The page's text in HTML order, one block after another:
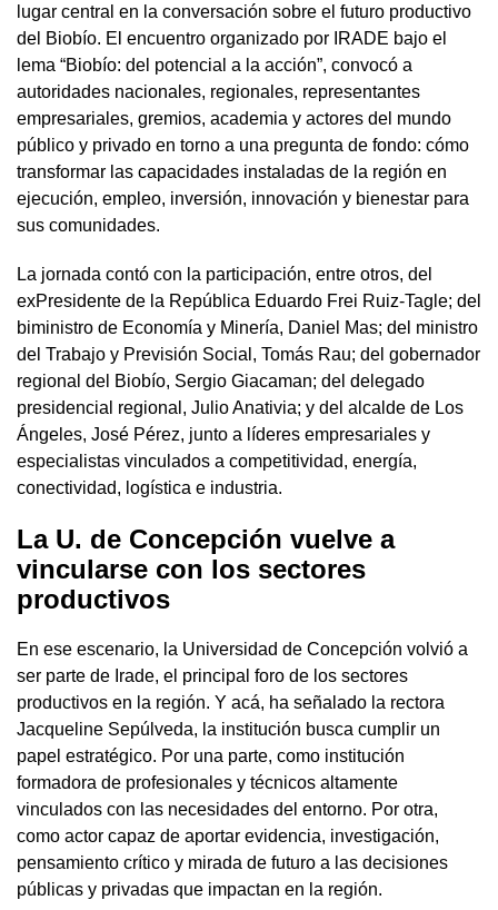
lugar central en la conversación sobre el futuro productivo
del Biobío. El encuentro organizado por IRADE bajo el
lema “Biobío: del potencial a la acción”, convocó a
autoridades nacionales, regionales, representantes
empresariales, gremios, academia y actores del mundo
público y privado en torno a una pregunta de fondo: cómo
transformar las capacidades instaladas de la región en
ejecución, empleo, inversión, innovación y bienestar para
sus comunidades.
La jornada contó con la participación, entre otros, del
exPresidente de la República Eduardo Frei Ruiz-Tagle; del
biministro de Economía y Minería, Daniel Mas; del ministro
del Trabajo y Previsión Social, Tomás Rau; del gobernador
regional del Biobío, Sergio Giacaman; del delegado
presidencial regional, Julio Anativia; y del alcalde de Los
Ángeles, José Pérez, junto a líderes empresariales y
especialistas vinculados a competitividad, energía,
conectividad, logística e industria.
La U. de Concepción vuelve a
vincularse con los sectores
productivos
En ese escenario, la Universidad de Concepción volvió a
ser parte de Irade, el principal foro de los sectores
productivos en la región. Y acá, ha señalado la rectora
Jacqueline Sepúlveda, la institución busca cumplir un
papel estratégico. Por una parte, como institución
formadora de profesionales y técnicos altamente
vinculados con las necesidades del entorno. Por otra,
como actor capaz de aportar evidencia, investigación,
pensamiento crítico y mirada de futuro a las decisiones
públicas y privadas que impactan en la región.